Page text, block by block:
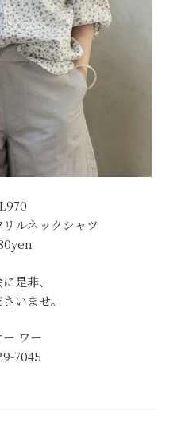
ルネックシャツ
是非、
いませ。
ワー
7045